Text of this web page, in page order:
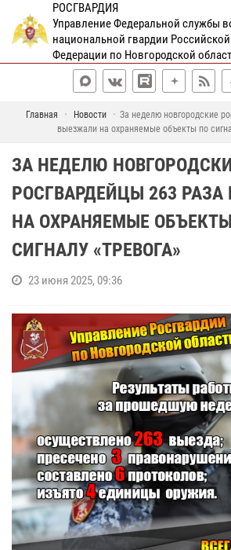
РОСГВАРДИЯ
Управление Федеральной службы
национальной гвардии Российской
Федерации по Новгородской
Главная Новости
За неделю новгородские
выезжали на охраняемые объекты по
ЗА НЕДЕЛЮ
РОСГВАРДЕЙЦЫ 263
НА ОХРАНЯЕМЫЕ
СИГНАЛУ «ТРЕВОГА»
23 июня 2025, 09:36